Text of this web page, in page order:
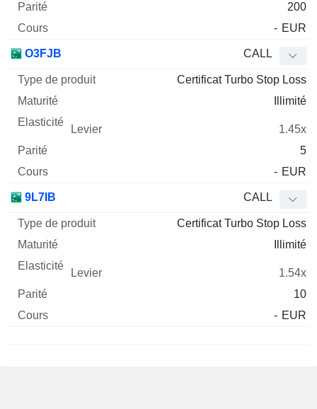
200
- EUR
O3FJB CALL
Certificat Turbo Stop Loss
Illimité
1.45x
5
- EUR
9L7IB CALL
Certificat Turbo Stop Loss
Illimité
1.54x
10
- EUR